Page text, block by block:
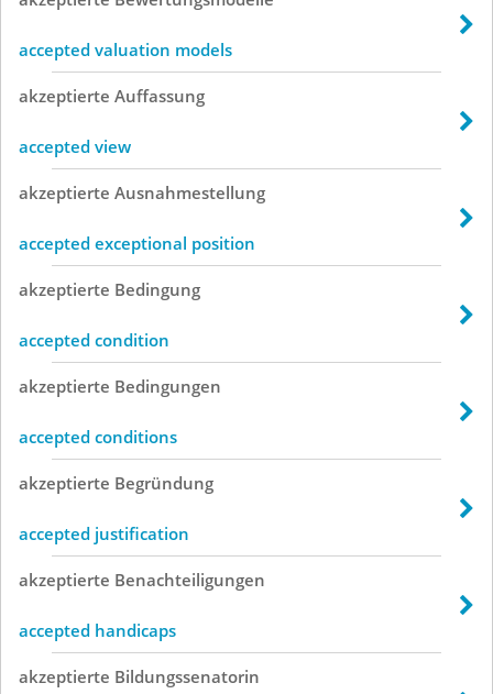
accepted valuation models
akzeptierte Auffassung
accepted view
akzeptierte Ausnahmestellung
accepted exceptional position
akzeptierte Bedingung
accepted condition
akzeptierte Bedingungen
accepted conditions
akzeptierte Begründung
accepted justification
akzeptierte Benachteiligungen
accepted handicaps
akzeptierte Bildungssenatorin